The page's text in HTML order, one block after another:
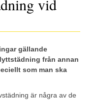
vid
gällande
från annan
som man ska
är några av de